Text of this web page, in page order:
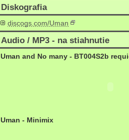
Diskografia
discogs.com/Uman
Audio / MP3 - na stiahnutie
Uman and No many - BT004S2b
Uman - Minimix